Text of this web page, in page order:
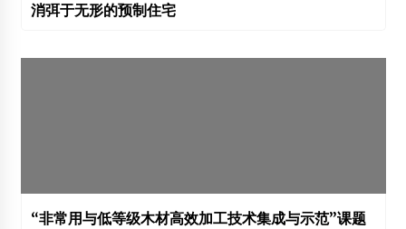
消弭于无形的预制住宅
“非常用与低等级木材高效加工技术集成与示范”课题